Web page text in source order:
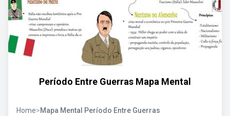
Período Entre Guerras Mapa Mental
Home>Mapa Mental Período Entre Guerras